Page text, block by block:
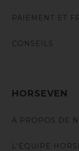
PAIEMENT ET
CONSEILS
HORSEVEN
A PROPOS DE
L'ÉQUIPE